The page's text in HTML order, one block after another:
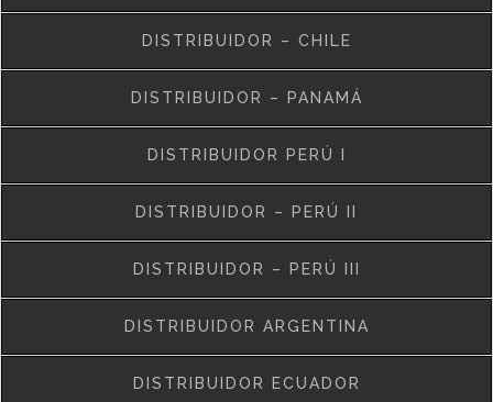
DISTRIBUIDOR – CHILE
DISTRIBUIDOR – PANAMÁ
DISTRIBUIDOR PERÚ I
DISTRIBUIDOR – PERÚ II
DISTRIBUIDOR – PERÚ III
DISTRIBUIDOR ARGENTINA
DISTRIBUIDOR ECUADOR